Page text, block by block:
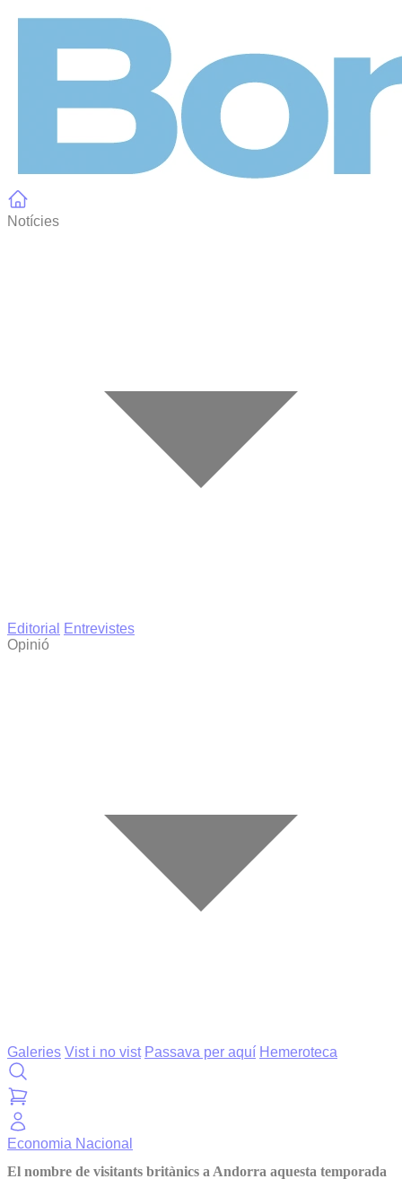
Notícies
Editorial
Entrevistes
Opinió
Galeries Vist i no vist Passava per aquí Hemeroteca
Economia Nacional
El nombre de visitants britànics a Andorra aquesta temporada